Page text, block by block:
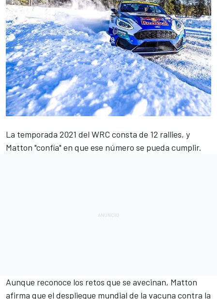
La temporada 2021 del WRC consta de 12 rallies, y
Matton "confía" en que ese número se pueda cumplir.
Aunque reconoce los retos que se avecinan, Matton
afirma que el despliegue mundial de la vacuna contra la